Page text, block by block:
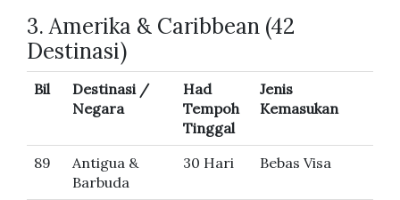
3. Amerika & Caribbean (42
Destinasi)
Bil
Destinasi /
Negara
Had
Tempoh
Tinggal
Jenis
Kemasukan
89
Antigua &
Barbuda
30 Hari Bebas Visa